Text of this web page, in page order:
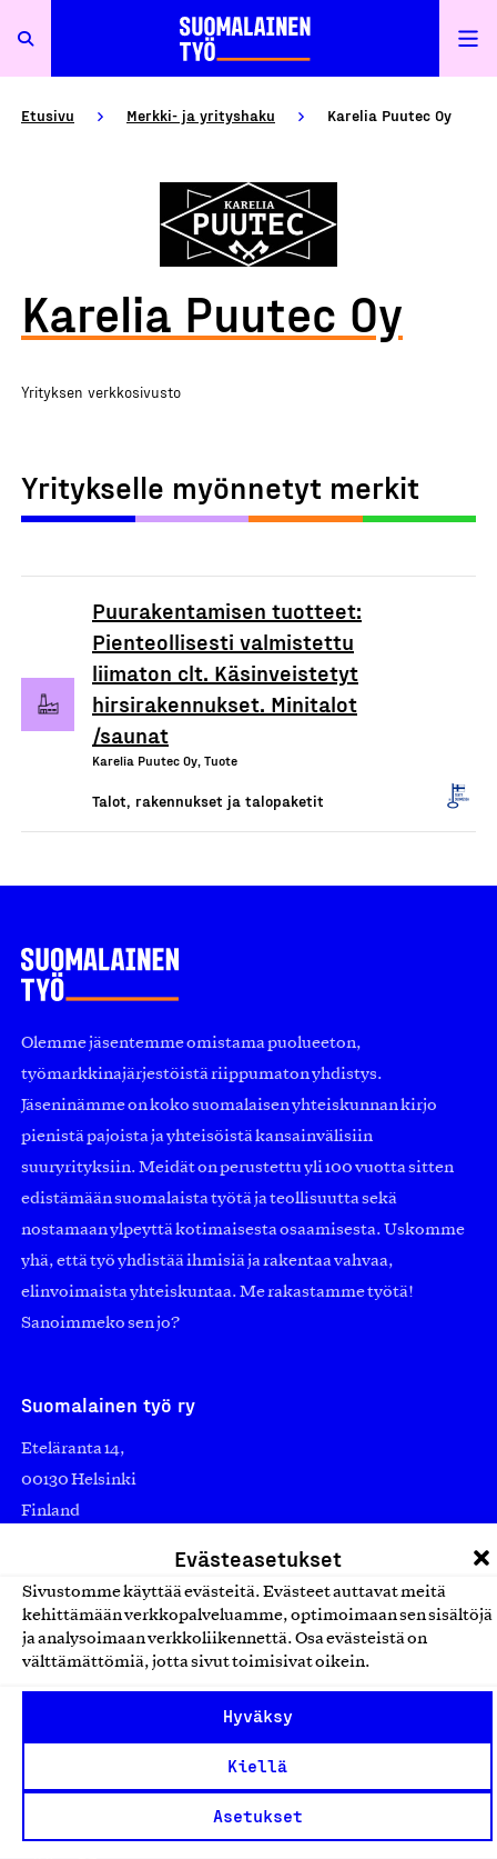
Evästeasetukset
Sivustomme käyttää evästeitä. Evästeet auttavat meitä
kehittämään verkkopalveluamme, optimoimaan sen sisältöjä
ja analysoimaan verkkoliikennettä. Osa evästeistä on
välttämättömiä, jotta sivut toimisivat oikein.
Hyväksy
Kiellä
Asetukset
Etusivu Merkki- ja yrityshaku Karelia Puutec Oy
Karelia Puutec Oy
Yrityksen verkkosivusto
Yritykselle myönnetyt merkit
Puurakentamisen tuotteet:
Pienteollisesti valmistettu
liimaton clt. Käsinveistetyt
hirsirakennukset. Minitalot
/saunat
Karelia Puutec Oy, Tuote
Talot, rakennukset ja talopaketit
Olemme jäsentemme omistama puolueeton,
työmarkkinajärjestöistä riippumaton yhdistys.
Jäseninämme on koko suomalaisen yhteiskunnan kirjo
pienistä pajoista ja yhteisöistä kansainvälisiin
suuryrityksiin. Meidät on perustettu yli 100 vuotta sitten
edistämään suomalaista työtä ja teollisuutta sekä
nostamaan ylpeyttä kotimaisesta osaamisesta. Uskomme
yhä, että työ yhdistää ihmisiä ja rakentaa vahvaa,
elinvoimaista yhteiskuntaa. Me rakastamme työtä!
Sanoimmeko sen jo?
Suomalainen työ ry
Eteläranta 14,
00130 Helsinki
Finland
laskutus@suomalainentyo.fi
Avainlippu